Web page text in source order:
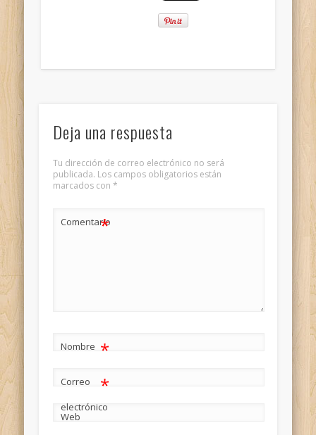
Deja una respuesta
Tu dirección de correo electrónico no será
publicada. Los campos obligatorios están
marcados con *
Comentario
*
Nombre *
Correo
electrónico
*
Web